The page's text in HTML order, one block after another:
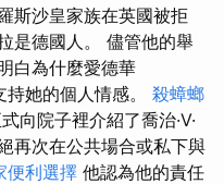
斯沙皇家族在英國被拒
是德國人。 儘管他的舉
白為什麼愛德華
她的個人情感。 殺蟑螂
向院子裡介紹了喬治·V·
再次在公共場合或私下與
便利選擇 他認為他的責任